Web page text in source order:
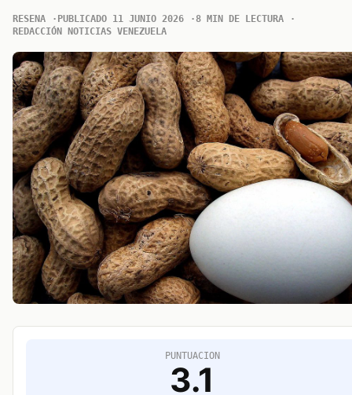
RESENA PUBLICADO 11 JUNIO 2026
8 MIN DE LECTURA
REDACCIÓN NOTICIAS VENEZUELA
PUNTUACION
3.1